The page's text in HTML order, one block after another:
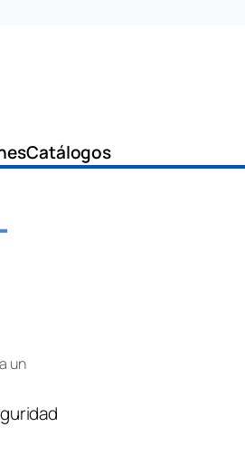
Catálogos
un